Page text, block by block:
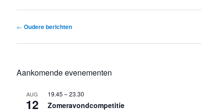
Bericht
← Oudere berichten
Aankomende evenementen
AUG
12
19.45 –23.30
Zomeravondcompetitie